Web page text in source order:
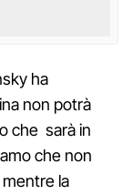
ha
non potrà
che sarà in
che non
la